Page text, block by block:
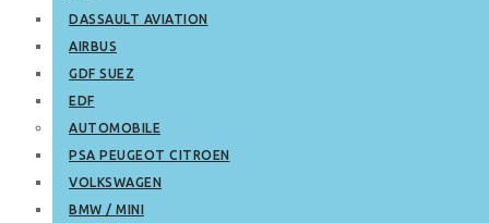
DASSAULT AVIATION
AIRBUS
GDF SUEZ
EDF
AUTOMOBILE
PSA PEUGEOT CITROEN
VOLKSWAGEN
BMW / MINI